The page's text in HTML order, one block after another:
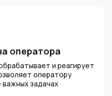
оператора
и реагирует
оператору
задачах